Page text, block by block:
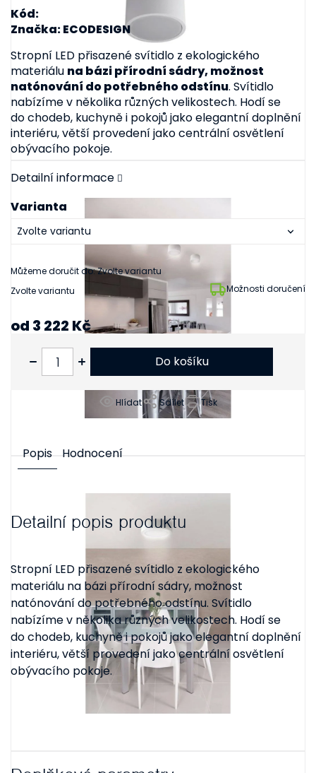
Kód:
Značka: ECODESIGN
Zvolte variantu Možnosti doručení
Varianta
Můžeme doručit do:Zvolte variantu
Stropní LED přisazené svítidlo z ekologického
materiálu na bázi přírodní sádry, možnost
natónování do potřebného odstínu. Svítidlo
nabízíme v několika různých velikostech. Hodí se
do chodeb, kuchyně i pokojů jako elegantní doplnění
interiéru, větší provedení jako centrální osvětlení
obývacího pokoje.
Detailní informace
Tisk
Hlídat Sdílet
od 3 222 Kč
Do košíku
Popis Hodnocení
Detailní popis produktu
Stropní LED přisazené svítidlo z ekologického
materiálu na bázi přírodní sádry, možnost
natónování do potřebného odstínu. Svítidlo
nabízíme v několika různých velikostech. Hodí se
do chodeb, kuchyně i pokojů jako elegantní doplnění
interiéru, větší provedení jako centrální osvětlení
obývacího pokoje.